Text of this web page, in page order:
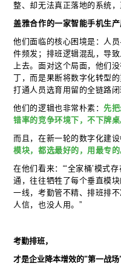
整、却无法真正落地的系统，
盖雅合作的一家智能手机生
他们面临的核心困境是：人
件频发；排班逻辑混乱，导
上去。面对这个局面，他们
丁，而是果断将数字化转型
打通人员选育用留的全链路
他们的逻辑也非常朴素：先
错率的竞争环境下，不下牌桌
而且，在新一轮的数字化建
模块，都选最好的，用最专的
在他们看来：“‘全家桶’模式
通，往往牺牲了每个垂直模
一线，考勤管不精、排班排
人信，也没人用。”
考勤排班，
才是企业降本增效的"第一战